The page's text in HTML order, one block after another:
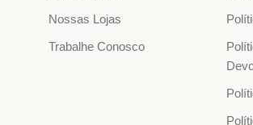
Nossas Lojas
Trabalhe Conosco